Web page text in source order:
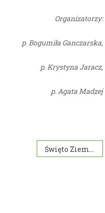
Organizatorzy:
p. Bogumiła Ganczarska,
p. Krystyna Jaracz,
p. Agata Madzej
Święto Ziemi